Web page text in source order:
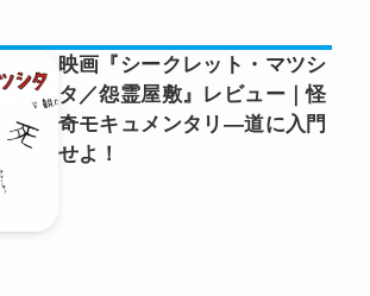
映画『シークレット・マツシ
タ／怨霊屋敷』レビュー｜怪
奇モキュメンタリ―道に入門
せよ！